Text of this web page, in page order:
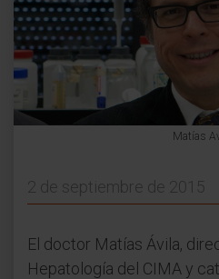
Matías
2 de septiembre de 2015
El doctor Matías Ávila,
Hepatología del CIMA y